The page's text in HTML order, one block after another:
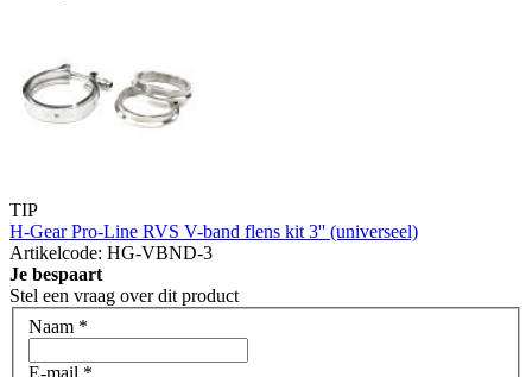
TIP
H-Gear Pro-Line RVS V-band flens kit 3'' (universeel)
Artikelcode: HG-VBND-3
Je bespaart
Stel een vraag over dit product
Naam *
E-mail *